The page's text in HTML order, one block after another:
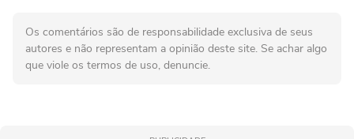
Os comentários são de responsabilidade exclusiva de seus
autores e não representam a opinião deste site. Se achar algo
que viole os termos de uso, denuncie.